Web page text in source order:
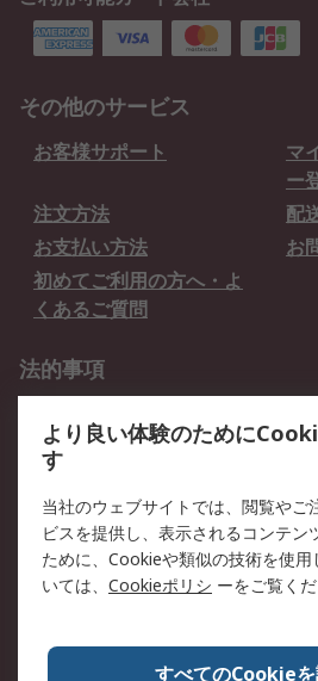
その他のサービス
お客様サポート
マ
ー
注文方法
配
お支払い方法
お
初めてご利用の方へ・よ
くあるご質問
法的事項
クッキーポリシー
RSについて
会社概要
採
プレスリリース＆お知ら
コ
全世界のRS
RS
より良い体験のために
す
当社のウェブサイトでは、閲覧やご
ビスを提供し、表示されるコンテン
ために、Cookieや類似の技術を使
いては、 Cookieポリシ ーをご覧くだ
すべてのCookie